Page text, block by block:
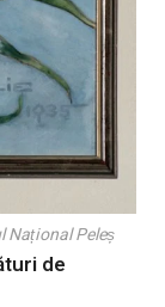
Național Peleș
de